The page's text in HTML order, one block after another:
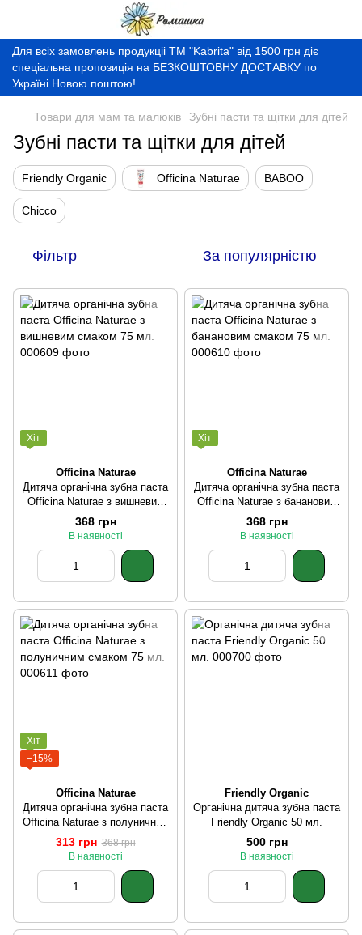
Для всіх замовлень продукціі ТМ "Kabrita" від 1500 грн діє
спеціальна пропозиція на БЕЗКОШТОВНУ ДОСТАВКУ по
Україні Новою поштою!
Товари для мам та малюків Зубні пасти та щітки для дітей
Зубні пасти та щітки для дітей
Friendly Organic Officina Naturae BABOO
Chicco
Фільтр За популярністю
Хіт
Officina Naturae
Дитяча органічна зубна паста
Officina Naturae з вишневим
смаком 75 мл.
368 грн
В наявності
Хіт
Officina Naturae
Дитяча органічна зубна паста
Officina Naturae з банановим
смаком 75 мл.
368 грн
В наявності
Хіт
−15%
Officina Naturae
Дитяча органічна зубна паста
Officina Naturae з полуничним
смаком 75 мл.
313 грн 368 грн
В наявності
Friendly Organic
Органічна дитяча зубна паста
Friendly Organic 50 мл.
500 грн
В наявності